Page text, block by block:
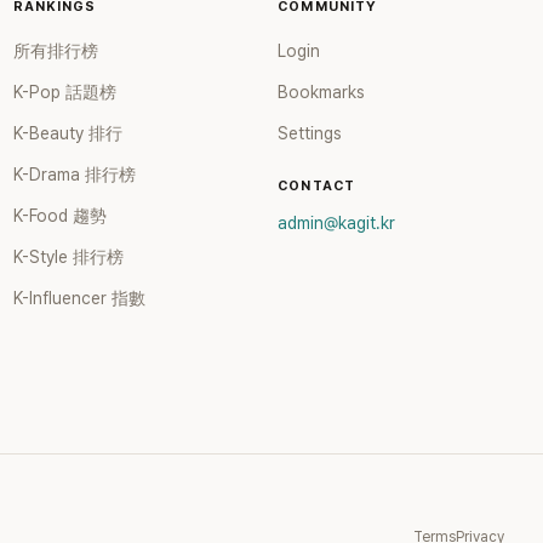
RANKINGS
所有排行榜
K-Pop 話題榜
K-Beauty 排行
K-Drama 排行榜
K-Food 趨勢
K-Style 排行榜
K-Influencer 指數
COMMUNITY
Login
Bookmarks
Settings
CONTACT
admin@kagit.kr
TermsPrivacy